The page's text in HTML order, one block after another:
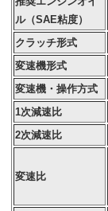
ル（SAE粘度）
クラッチ形式
変速機形式
変速機・操作方式
1次減速比
2次減速比
変速比